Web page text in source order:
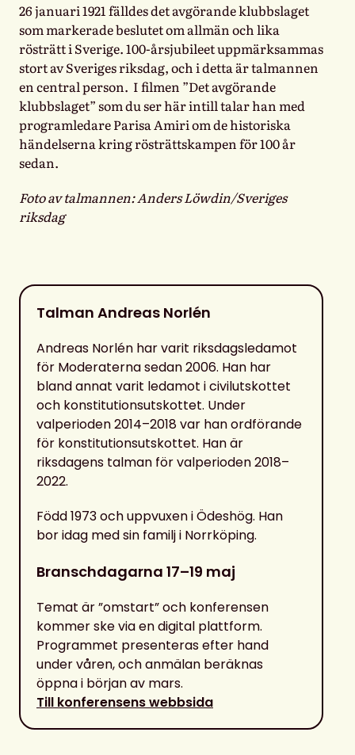
26 januari 1921 fälldes det avgörande klubbslaget
som markerade beslutet om allmän och lika
rösträtt i Sverige. 100-årsjubileet uppmärksammas
stort av Sveriges riksdag, och i detta är talmannen
en central person. I filmen ”Det avgörande
klubbslaget” som du ser här intill talar han med
programledare Parisa Amiri om de historiska
händelserna kring rösträttskampen för 100 år
sedan.
Foto av talmannen: Anders Löwdin/Sveriges
riksdag
Talman Andreas Norlén
Andreas Norlén har varit riksdagsledamot
för Moderaterna sedan 2006. Han har
bland annat varit ledamot i civilutskottet
och konstitutionsutskottet. Under
valperioden 2014–2018 var han ordförande
för konstitutionsutskottet. Han är
riksdagens talman för valperioden 2018–
2022.
Född 1973 och uppvuxen i Ödeshög. Han
bor idag med sin familj i Norrköping.
Branschdagarna 17–19 maj
Temat är ”omstart” och konferensen
kommer ske via en digital plattform.
Programmet presenteras efter hand
under våren, och anmälan beräknas
öppna i början av mars.
Till konferensens webbsida